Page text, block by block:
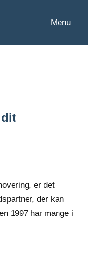
Menu
er det
der kan
1997 har mange i